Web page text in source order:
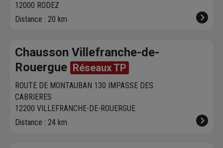
12000 RODEZ
Distance : 20 km
Chausson Villefranche-de-
Rouergue Réseaux TP
ROUTE DE MONTAUBAN 130 IMPASSE DES
CABRIERES
12200 VILLEFRANCHE-DE-ROUERGUE
Distance : 24 km